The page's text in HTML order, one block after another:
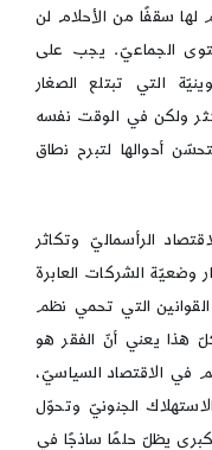
لها سقفًا من الأحلام لن
الجماعيّ. يجب على
التي تبتلع الصغار
ولكن في الوقت نفسه
أحوالها لتبرح نطاق
الرأسماليّ وتكاثر
وضعيّة الشركات العابرة
التي تحمي نظم
كلّ هذا يعني أنّ الفقر هو
في الاقتصاد السياسيّ،
الجنونيّ وتحوّل
يظلّ حلمًا ساذجًا في